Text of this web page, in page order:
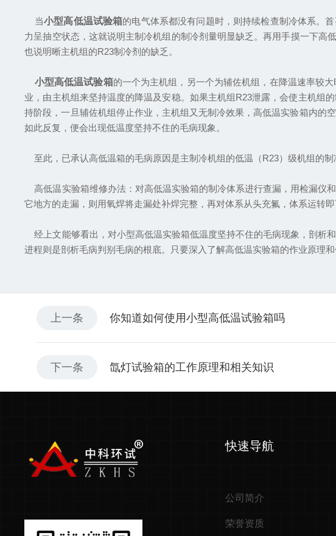
当小型高低温试验箱的电气体系都没有问题时，则持续检查制冷体系。
力呈抽空状态，这就说明主制冷机组的制冷剂量明显缺乏。再用手摸一下
也说明晰主机组的R23制冷剂的缺乏。​
小型高低温试验箱的一个为主机组，另一个为辅佐机组，在降温速率较
业，由主机组来坚持温度的降温及安稳。如果主机组R23泄露，会使主机组
持阶段，一旦辅佐机组停止作业，主机组又无制冷效果，高低温实验箱内的
如此反复，便会出现低温度坚持不住的毛病现象。
至此，已承认高低温箱的毛病原因是主制冷机组的低温（R23）级机组的制
高低温实验箱维修办法：对高低温实验箱的制冷体系进行查漏，用检漏仪
它地方的走漏，则用氧焊将走漏处补焊完整，再对体系从头充氟，体系运转即
经上文能够看出，对小型高低温实验箱低温度坚持不住的毛病现象，剖析
进程则是剖析毛病判别毛病的根底。只要深入了解高低温实验箱的作业原理
上一条 你知道如何使用小型高低温试验箱吗
下一条 氙灯试验箱的工作原理和相关知识
快速导航
公司简介
荣誉资质